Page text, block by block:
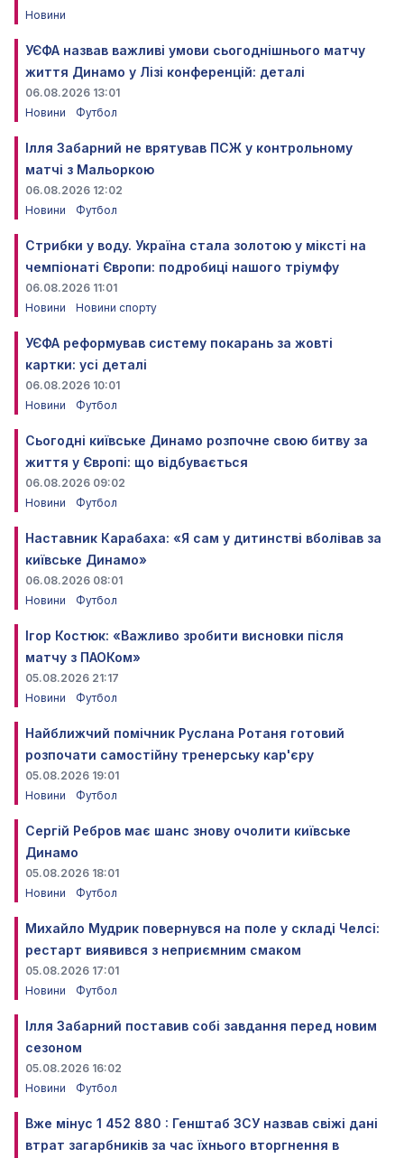
Новини
УЄФА назвав важливі умови сьогоднішнього матчу
життя Динамо у Лізі конференцій: деталі
06.08.2026 13:01
Новини
Футбол
Ілля Забарний не врятував ПСЖ у контрольному
матчі з Мальоркою
06.08.2026 12:02
Новини
Футбол
Стрибки у воду. Україна стала золотою у міксті на
чемпіонаті Європи: подробиці нашого тріумфу
06.08.2026 11:01
Новини
Новини спорту
УЄФА реформував систему покарань за жовті
картки: усі деталі
06.08.2026 10:01
Новини
Футбол
Сьогодні київське Динамо розпочне свою битву за
життя у Європі: що відбувається
06.08.2026 09:02
Новини
Футбол
Наставник Карабаха: «Я сам у дитинстві вболівав за
київське Динамо»
06.08.2026 08:01
Новини
Футбол
Ігор Костюк: «Важливо зробити висновки після
матчу з ПАОКом»
05.08.2026 21:17
Новини
Футбол
Найближчий помічник Руслана Ротаня готовий
розпочати самостійну тренерську кар'єру
05.08.2026 19:01
Новини
Футбол
Сергій Ребров має шанс знову очолити київське
Динамо
05.08.2026 18:01
Новини
Футбол
Михайло Мудрик повернувся на поле у складі Челсі:
рестарт виявився з неприємним смаком
05.08.2026 17:01
Новини
Футбол
Ілля Забарний поставив собі завдання перед новим
сезоном
05.08.2026 16:02
Новини
Футбол
Вже мінус 1 452 880 : Генштаб ЗСУ назвав свіжі дані
втрат загарбників за час їхнього вторгнення в